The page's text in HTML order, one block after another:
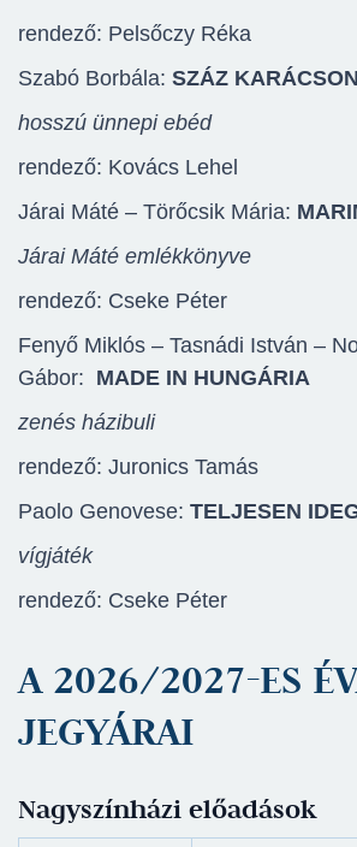
rendező: Pelsőczy Réka
Szabó Borbála: SZÁZ
hosszú ünnepi ebéd
rendező: Kovács Lehel
Járai Máté – Törőcsik Mária:
Járai Máté emlékkönyve
rendező: Cseke Péter
Fenyő Miklós – Tasnádi István –
Gábor: MADE IN HUNGÁRIA
zenés házibuli
rendező: Juronics Tamás
Paolo Genovese: TELJESEN
vígjáték
rendező: Cseke Péter
A 2026/2027-ES
JEGYÁRAI
Nagyszínházi előadások